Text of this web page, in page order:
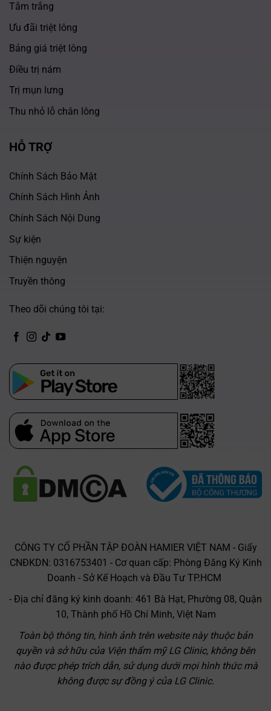
Tắm trắng
Ưu đãi triệt lông
Bảng giá triệt lông
Điều trị nám
Trị mụn lưng
Thu nhỏ lỗ chân lông
HỖ TRỢ
Chính Sách Bảo Mật
Chính Sách Hình Ảnh
Chính Sách Nội Dung
Sự kiện
Thiện nguyện
Truyền thông
Theo dõi chúng tôi tại:
CH Play
App Store
CÔNG TY CỔ PHẦN TẬP ĐOÀN HAMIER VIỆT NAM - Giấy
CNĐKDN: 0316753401 - Cơ quan cấp: Phòng Đăng Ký Kinh
Doanh - Sở Kế Hoạch và Đầu Tư TP.HCM
- Địa chỉ đăng ký kinh doanh: 461 Bà Hạt, Phường 08, Quận
10, Thành phố Hồ Chí Minh, Việt Nam
Toàn bộ thông tin, hình ảnh trên website này thuộc bản
quyền và sở hữu của Viện thẩm mỹ LG Clinic, không bên
nào được phép trích dẫn, sử dụng dưới mọi hình thức mà
không được sự đồng ý của LG Clinic.